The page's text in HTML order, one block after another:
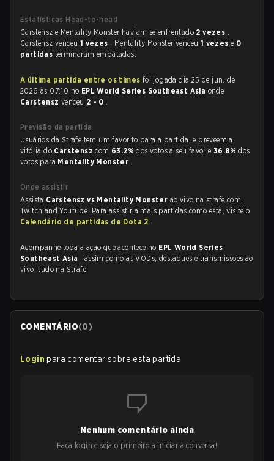
Estatísticas Head-to-head
Carstensz e Mentality Monster haviam se enfrentado 2 vezes .
Carstensz venceu 1 vezes , Mentality Monster venceu 1 vezese 0
partidas terminaram empatadas.
A última partida entre os times foi jogada dia 25 de jun. de
2026 às 07:10 no EPL World Series Southeast Asia onde
Carstensz venceu 2 - 0 .
Previsão da partida
Usuários da Strafe tem um favorito para a partida, e preveem a
vitória do Carstenszcom 63.2%dos votos a seu favor e36.8%dos
votos para Mentality Monster .
Onde assistir
Assista Carstensz vs Mentality Monster ao vivo na strafe.com,
Twitch and Youtube. Para assistir a mais partidas como esta, visite o
Calendário de partidas de Dota 2 .
Acompanhe toda a ação que acontece no EPL World Series
Southeast Asia , assim como as VODs, destaques e transmissões ao
vivo, tudo na Strafe.
COMENTÁRIO(0)
Login para comentar sobre esta partida
Nenhum comentário ainda
Faça login e seja o primeiro a iniciar a conversa!